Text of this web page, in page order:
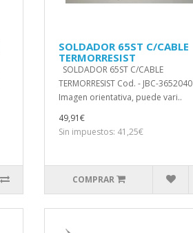
SOLDADOR 65ST C/CABLE
TERMORRESIST
SOLDADOR 65ST C/CABLE
TERMORRESIST Cod. - JBC-3652040
Imagen orientativa, puede vari..
49,91€
Sin impuestos: 41,25€
COMPRAR